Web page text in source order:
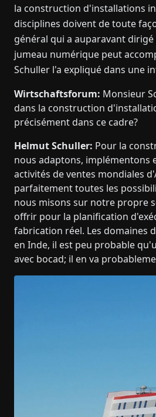
la construction d'installations
disciplines doivent de toute
général qui a auparavant
jumeau numérique peut
Schuller l'a expliqué dans une
Wirtschaftsforum: Monsieur
dans la construction
précisément dans ce cadre?
Helmut Schuller: Pour la
nous adaptons, implémentons
activités de ventes mondiales
parfaitement toutes les
nous misons sur notre propre
offrir pour la planification
fabrication réel. Les domaines
en Inde, il est peu probable
avec bocad; il en va